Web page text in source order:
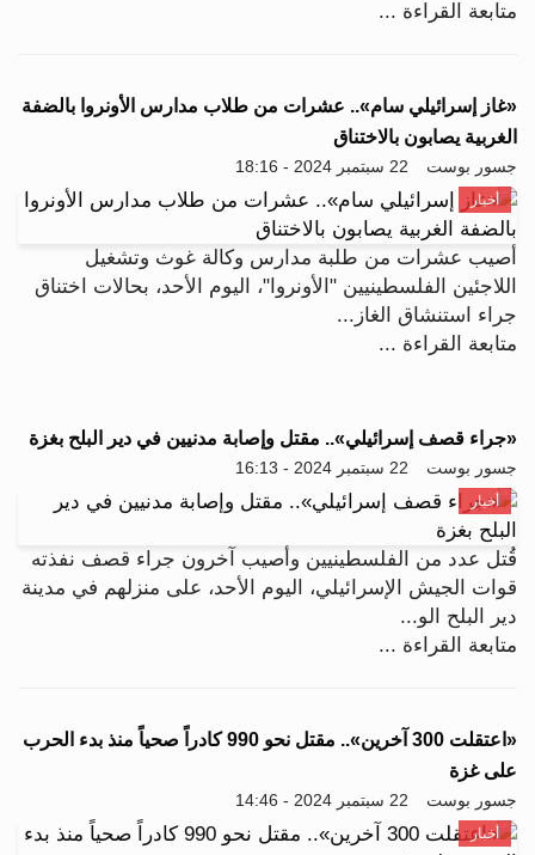
متابعة القراءة ...
«غاز إسرائيلي سام».. عشرات من طلاب مدارس الأونروا بالضفة
الغربية يصابون بالاختناق
جسور بوست 22 سبتمبر 2024 - 18:16
أخبار
أصيب عشرات من طلبة مدارس وكالة غوث وتشغيل
اللاجئين الفلسطينيين "الأونروا"، اليوم الأحد، بحالات اختناق
جراء استنشاق الغاز...
متابعة القراءة ...
«جراء قصف إسرائيلي».. مقتل وإصابة مدنيين في دير البلح بغزة
جسور بوست 22 سبتمبر 2024 - 16:13
أخبار
قُتل عدد من الفلسطينيين وأصيب آخرون جراء قصف نفذته
قوات الجيش الإسرائيلي، اليوم الأحد، على منزلهم في مدينة
دير البلح الو...
متابعة القراءة ...
«اعتقلت 300 آخرين».. مقتل نحو 990 كادراً صحياً منذ بدء الحرب
على غزة
جسور بوست 22 سبتمبر 2024 - 14:46
أخبار